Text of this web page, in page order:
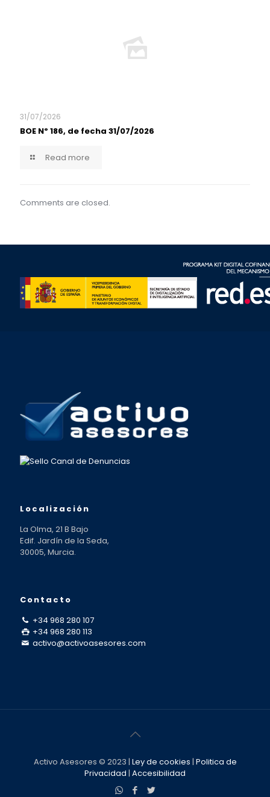
31/07/2026
BOE Nº 186, de fecha 31/07/2026
Read more
Comments are closed.
Localización
La Olma, 21 B Bajo
Edif. Jardín de la Seda,
30005, Murcia.
Contacto
+34 968 280 107
+34 968 280 113
activo@activoasesores.com
Activo Asesores © 2023 | Ley de cookies | Politica de
Privacidad | Accesibilidad